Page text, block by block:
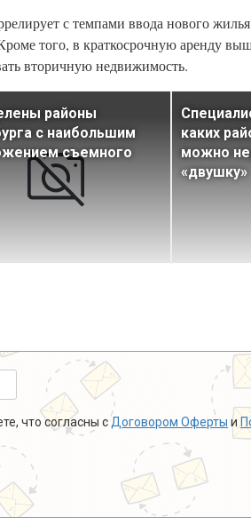
с темпами ввода нового
того, в краткосрочную аренду
вторичную недвижимость.
районы
с наибольшим
съемного
каких
можно
«двушку»
что согласны с Договором Оферты и